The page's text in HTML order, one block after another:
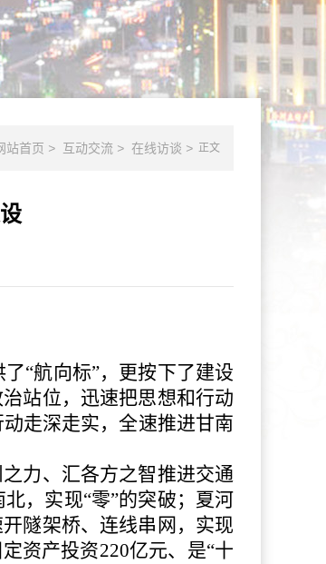
站首页 > 互动交流 > 在线访谈 > 正文
了“航向标”，更按下了建设
站位，迅速把思想和行动
走深走实，全速推进甘南
力、汇各方之智推进交通
，实现“零”的突破；夏河
隧架桥、连线串网，实现
资产投资220亿元、是“十